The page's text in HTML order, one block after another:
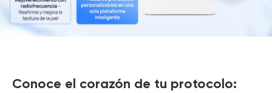
Conoce el corazón de tu protocolo: